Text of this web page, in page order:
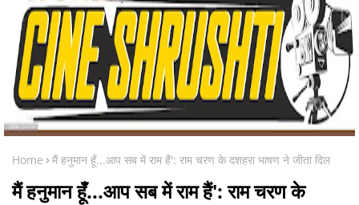
Home मैं हनुमान हूँ...आप सब में राम हैं': राम चरण के दशहरा भाषण ने जीता दिल
मैं हनुमान हूँ...आप सब में राम हैं': राम चरण के